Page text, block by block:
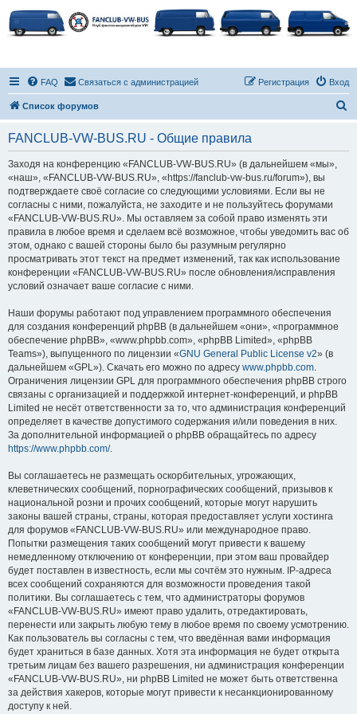
FAQ Связаться с администрацией Вход
Регистрация
Список форумов
FANCLUB-VW-BUS.RU - Общие правила
Заходя на конференцию «FANCLUB-VW-BUS.RU» (в дальнейшем «мы»,
«наш», «FANCLUB-VW-BUS.RU», «https://fanclub-vw-bus.ru/forum»), вы
подтверждаете своё согласие со следующими условиями. Если вы не
согласны с ними, пожалуйста, не заходите и не пользуйтесь форумами
«FANCLUB-VW-BUS.RU». Мы оставляем за собой право изменять эти
правила в любое время и сделаем всё возможное, чтобы уведомить вас об
этом, однако с вашей стороны было бы разумным регулярно
просматривать этот текст на предмет изменений, так как использование
конференции «FANCLUB-VW-BUS.RU» после обновления/исправления
условий означает ваше согласие с ними.
Наши форумы работают под управлением программного обеспечения
для создания конференций phpBB (в дальнейшем «они», «программное
обеспечение phpBB», «www.phpbb.com», «phpBB Limited», «phpBB
Teams»), выпущенного по лицензии «GNU General Public License v2» (в
дальнейшем «GPL»). Скачать его можно по адресу www.phpbb.com
Ограничения лицензии GPL для программного обеспечения phpBB строго
связаны с организацией и поддержкой интернет-конференций, и phpBB
Limited не несёт ответственности за то, что администрация конференций
определяет в качестве допустимого содержания и/или поведения в них.
За дополнительной информацией о phpBB обращайтесь по адресу
https://www.phpbb.com/.
Вы соглашаетесь не размещать оскорбительных, угрожающих,
клеветнических сообщений, порнографических сообщений, призывов к
национальной розни и прочих сообщений, которые могут нарушить
законы вашей страны, страны, которая предоставляет услуги хостинга
для форумов «FANCLUB-VW-BUS.RU» или международное право.
Попытки размещения таких сообщений могут привести к вашему
немедленному отключению от конференции, при этом ваш провайдер
будет поставлен в известность, если мы сочтём это нужным. IP-адреса
всех сообщений сохраняются для возможности проведения такой
политики. Вы соглашаетесь с тем, что администраторы форумов
«FANCLUB-VW-BUS.RU» имеют право удалить, отредактировать,
перенести или закрыть любую тему в любое время по своему усмотрению.
Как пользователь вы согласны с тем, что введённая вами информация
будет храниться в базе данных. Хотя эта информация не будет открыта
третьим лицам без вашего разрешения, ни администрация конференции
«FANCLUB-VW-BUS.RU», ни phpBB Limited не может быть ответственна
за действия хакеров, которые могут привести к несанкционированному
доступу к ней.